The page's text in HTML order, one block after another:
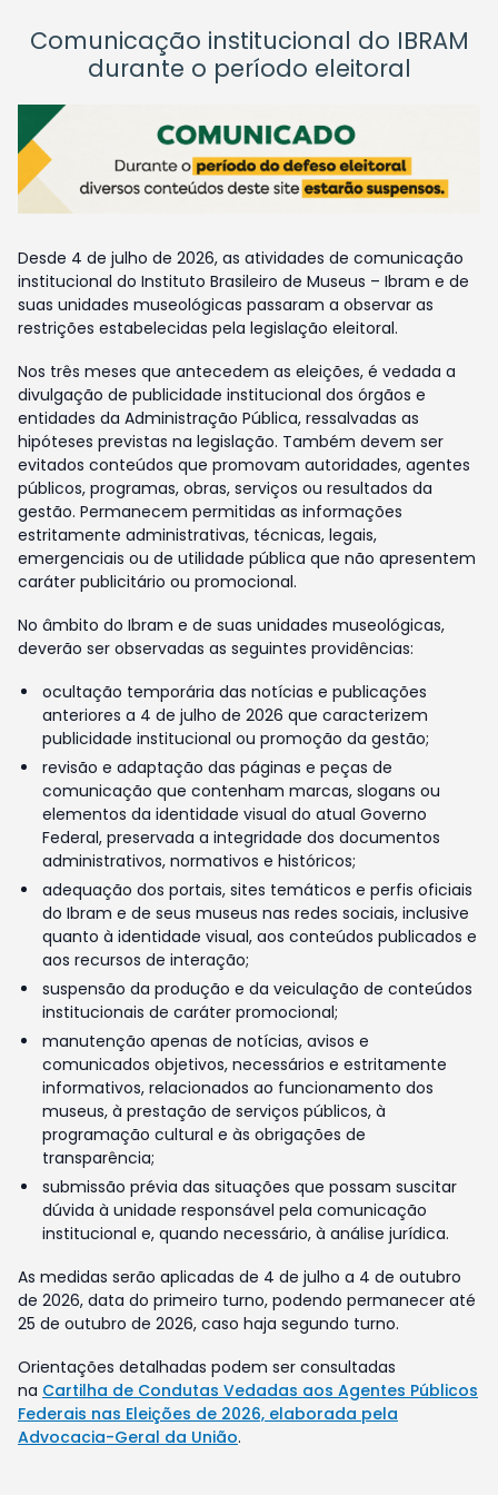
Comunicação institucional do IBRAM
durante o período eleitoral
Desde 4 de julho de 2026, as atividades de comunicação
institucional do Instituto Brasileiro de Museus – Ibram e de
suas unidades museológicas passaram a observar as
restrições estabelecidas pela legislação eleitoral.
Nos três meses que antecedem as eleições, é vedada a
divulgação de publicidade institucional dos órgãos e
entidades da Administração Pública, ressalvadas as
hipóteses previstas na legislação. Também devem ser
evitados conteúdos que promovam autoridades, agentes
públicos, programas, obras, serviços ou resultados da
gestão. Permanecem permitidas as informações
estritamente administrativas, técnicas, legais,
emergenciais ou de utilidade pública que não apresentem
caráter publicitário ou promocional.
No âmbito do Ibram e de suas unidades museológicas,
deverão ser observadas as seguintes providências:
ocultação temporária das notícias e publicações
anteriores a 4 de julho de 2026 que caracterizem
publicidade institucional ou promoção da gestão;
revisão e adaptação das páginas e peças de
comunicação que contenham marcas, slogans ou
elementos da identidade visual do atual Governo
Federal, preservada a integridade dos documentos
administrativos, normativos e históricos;
adequação dos portais, sites temáticos e perfis oficiais
do Ibram e de seus museus nas redes sociais, inclusive
quanto à identidade visual, aos conteúdos publicados e
aos recursos de interação;
suspensão da produção e da veiculação de conteúdos
institucionais de caráter promocional;
manutenção apenas de notícias, avisos e
comunicados objetivos, necessários e estritamente
informativos, relacionados ao funcionamento dos
museus, à prestação de serviços públicos, à
programação cultural e às obrigações de
transparência;
submissão prévia das situações que possam suscitar
dúvida à unidade responsável pela comunicação
institucional e, quando necessário, à análise jurídica.
As medidas serão aplicadas de 4 de julho a 4 de outubro
de 2026, data do primeiro turno, podendo permanecer até
25 de outubro de 2026, caso haja segundo turno.
Orientações detalhadas podem ser consultadas
na Cartilha de Condutas Vedadas aos Agentes Públicos
Federais nas Eleições de 2026, elaborada pela
Advocacia-Geral da União.